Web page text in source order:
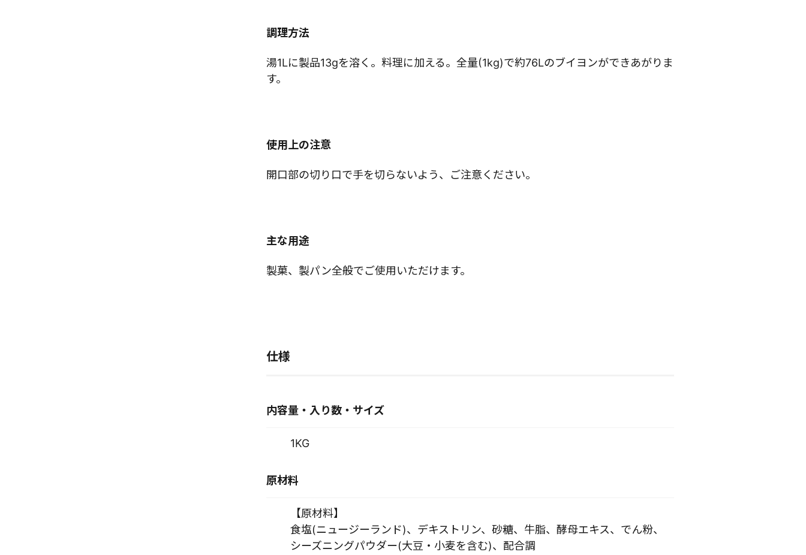
調理方法
湯1Lに製品13gを溶く。料理に加える。全量(1kg)で約76Lのブイヨンができあがりま
す。
使用上の注意
開口部の切り口で手を切らないよう、ご注意ください。
主な用途
製菓、製パン全般でご使用いただけます。
仕様
内容量・入り数・サイズ
1KG
原材料
【原材料】
食塩(ニュージーランド)、デキストリン、砂糖、牛脂、酵母エキス、でん粉、
シーズニングパウダー(大豆・小麦を含む)、配合調